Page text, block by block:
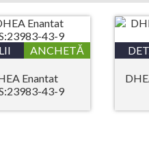
ANCHETĂ
Enantat
43-9